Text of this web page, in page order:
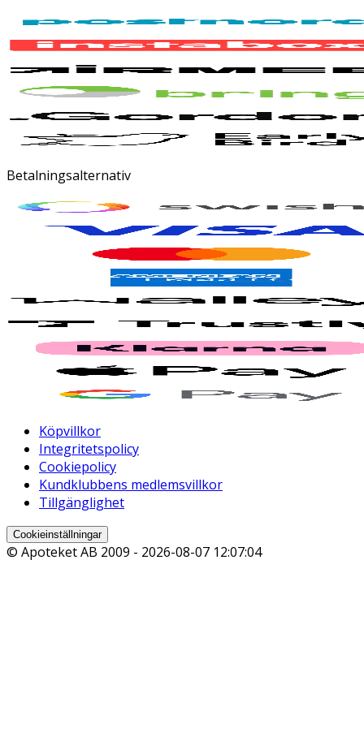
Betalningsalternativ
Köpvillkor
Integritetspolicy
Cookiepolicy
Kundklubbens medlemsvillkor
Tillgänglighet
Cookieinställningar
© Apoteket AB 2009 - 2026-08-07 12:07:04